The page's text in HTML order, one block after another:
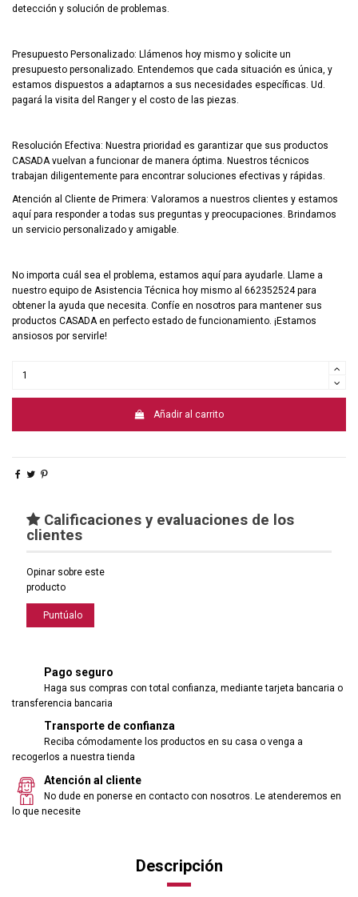
detección y solución de problemas.
Presupuesto Personalizado: Llámenos hoy mismo y solicite un
presupuesto personalizado. Entendemos que cada situación es única, y
estamos dispuestos a adaptarnos a sus necesidades específicas. Ud.
pagará la visita del Ranger y el costo de las piezas.
Resolución Efectiva: Nuestra prioridad es garantizar que sus productos
CASADA vuelvan a funcionar de manera óptima. Nuestros técnicos
trabajan diligentemente para encontrar soluciones efectivas y rápidas.
Atención al Cliente de Primera: Valoramos a nuestros clientes y estamos
aquí para responder a todas sus preguntas y preocupaciones. Brindamos
un servicio personalizado y amigable.
No importa cuál sea el problema, estamos aquí para ayudarle. Llame a
nuestro equipo de Asistencia Técnica hoy mismo al 662352524 para
obtener la ayuda que necesita. Confíe en nosotros para mantener sus
productos CASADA en perfecto estado de funcionamiento. ¡Estamos
ansiosos por servirle!
Añadir al carrito
Calificaciones y evaluaciones de los
clientes
Opinar sobre este
producto
Puntúalo
Pago seguro
Haga sus compras con total confianza, mediante tarjeta bancaria o
transferencia bancaria
Transporte de confianza
Reciba cómodamente los productos en su casa o venga a
recogerlos a nuestra tienda
Atención al cliente
No dude en ponerse en contacto con nosotros. Le atenderemos en
lo que necesite
Descripción